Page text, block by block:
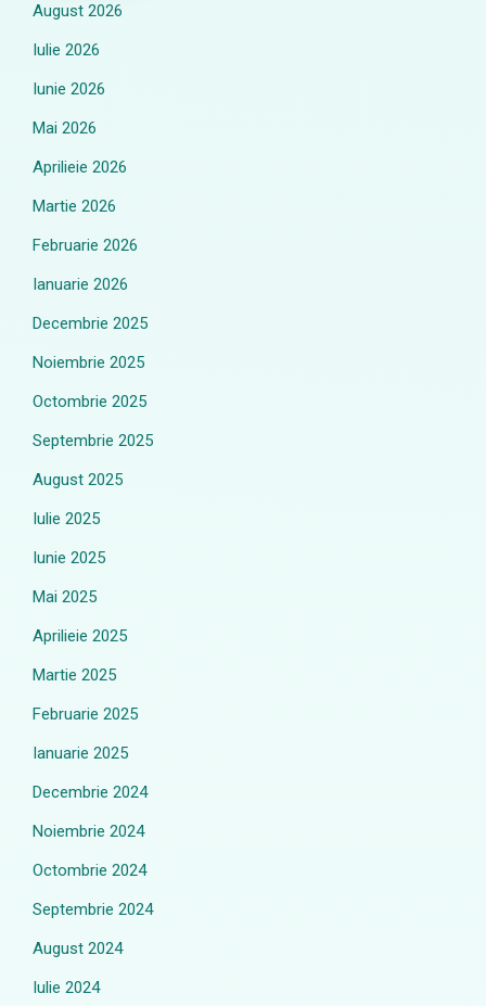
August 2026
Iulie 2026
Iunie 2026
Mai 2026
Aprilieie 2026
Martie 2026
Februarie 2026
Ianuarie 2026
Decembrie 2025
Noiembrie 2025
Octombrie 2025
Septembrie 2025
August 2025
Iulie 2025
Iunie 2025
Mai 2025
Aprilieie 2025
Martie 2025
Februarie 2025
Ianuarie 2025
Decembrie 2024
Noiembrie 2024
Octombrie 2024
Septembrie 2024
August 2024
Iulie 2024